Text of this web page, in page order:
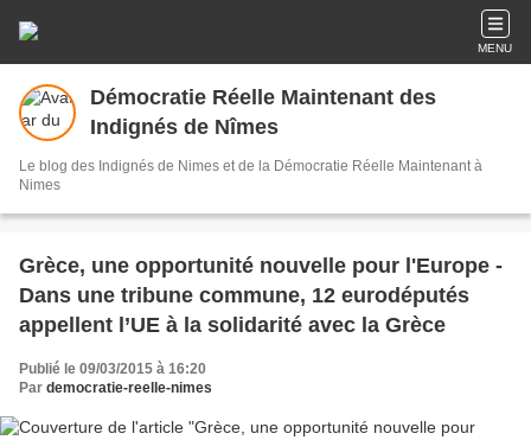
MENU
Démocratie Réelle Maintenant des
Indignés de Nîmes
Le blog des Indignés de Nimes et de la Démocratie Réelle Maintenant à
Nimes
Grèce, une opportunité nouvelle pour l'Europe -
Dans une tribune commune, 12 eurodéputés
appellent l’UE à la solidarité avec la Grèce
Publié le 09/03/2015 à 16:20
Par democratie-reelle-nimes